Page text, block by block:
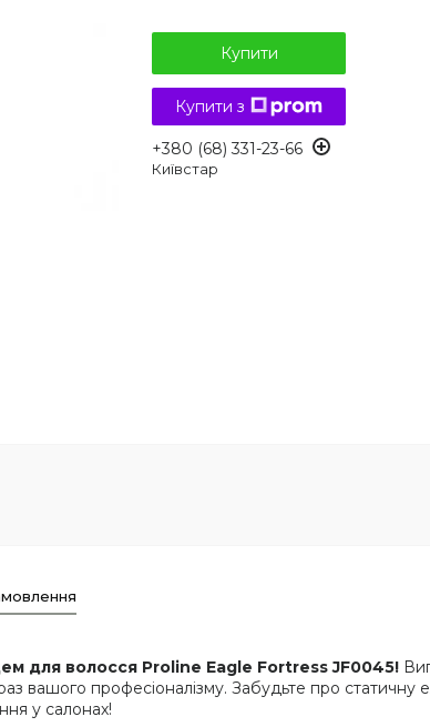
Купити
Купити з
+380 (68) 331-23-66
Київстар
для волосся Proline Eagle Fortress JF0045!
вашого професіоналізму. Забудьте про статичну
у салонах!